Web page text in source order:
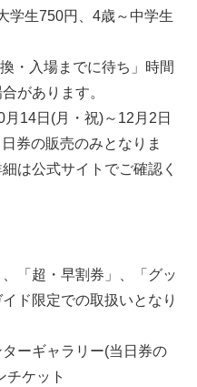
学生750円、4歳～中学生
・入場までに待ち」時間
があります。
14日(月・祝)～12月2日
券の販売のみとなりま
は公式サイトでご確認く
「超・早割券」、「グッ
ド限定での取扱いとなり
ーギャラリー(当日券の
チケット